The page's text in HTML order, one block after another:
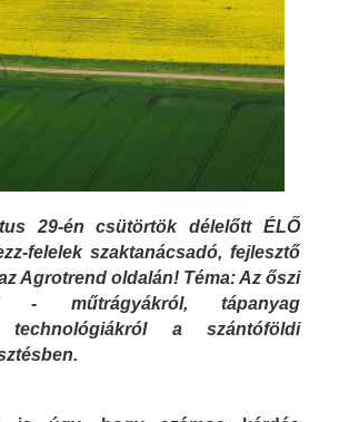
29-én csütörtök délelőtt ÉLŐ
felelek szaktanácsadó, fejlesztő
Agrotrend oldalán! Téma: Az őszi
- műtrágyákról, tápanyag
technológiákról a szántóföldi